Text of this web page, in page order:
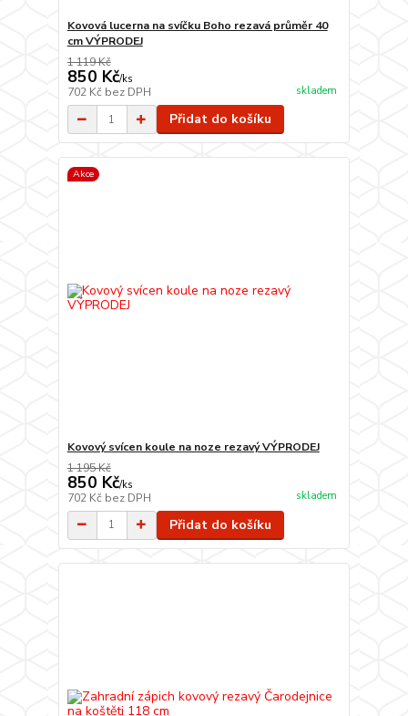
Kovová lucerna na svíčku Boho rezavá průměr 40
cm VÝPRODEJ
1 119 Kč
850 Kč/ks
702 Kč bez DPH skladem
Přidat do košíku
Akce
Kovový svícen koule na noze rezavý VÝPRODEJ
1 195 Kč
850 Kč/ks
702 Kč bez DPH skladem
Přidat do košíku